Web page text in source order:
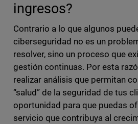
ingresos?
Contrario a lo que algunos
ciberseguridad no es un
resolver, sino un proceso que
gestión continuas. Por esta
realizar análisis que permitan
“salud” de la seguridad de tus
oportunidad para que puedas
servicio que contribuya al